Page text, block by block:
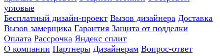
угловые
Бесплатный дизайн-проект Вызов дизайнера Доставка
Вызов замерщика Гарантия Защита от подделки
Оплата Рассрочка Яндекс сплит
О компании Партнеры Дизайнерам Вопрос-ответ